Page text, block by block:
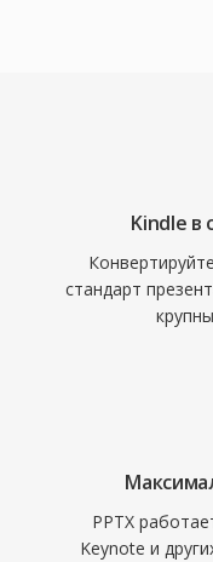
Kindle в
стандарт
PPTX
Keynote и